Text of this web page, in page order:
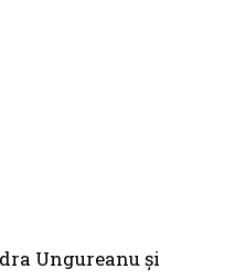
Ungureanu și